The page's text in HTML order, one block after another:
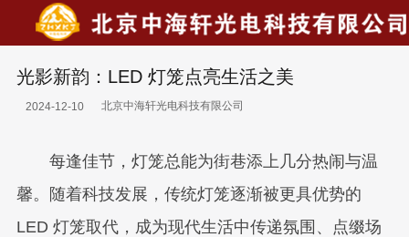
光影新韵：LED 灯笼点亮生活之美
2024-12-10 北京中海轩光电科技有限公司
每逢佳节，灯笼总能为街巷添上几分热闹与温
馨。随着科技发展，传统灯笼逐渐被更具优势的
LED 灯笼取代，成为现代生活中传递氛围、点缀场